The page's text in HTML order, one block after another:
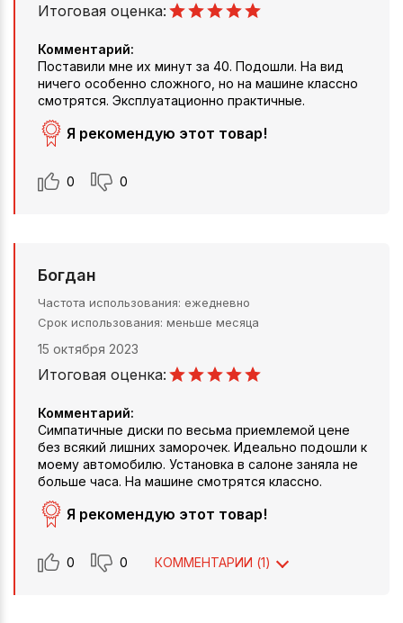
Итоговая оценка:
Комментарий:
Поставили мне их минут за 40. Подошли. На вид
ничего особенно сложного, но на машине классно
смотрятся. Эксплуатационно практичные.
Я рекомендую этот товар!
0 0
Богдан
Частота использования ежедневно
Срок использования меньше месяца
15 октября 2023
Итоговая оценка:
Комментарий:
Симпатичные диски по весьма приемлемой цене
без всякий лишних заморочек. Идеально подошли к
моему автомобилю. Установка в салоне заняла не
больше часа. На машине смотрятся классно.
Я рекомендую этот товар!
0 0 КОММЕНТАРИИ (1)